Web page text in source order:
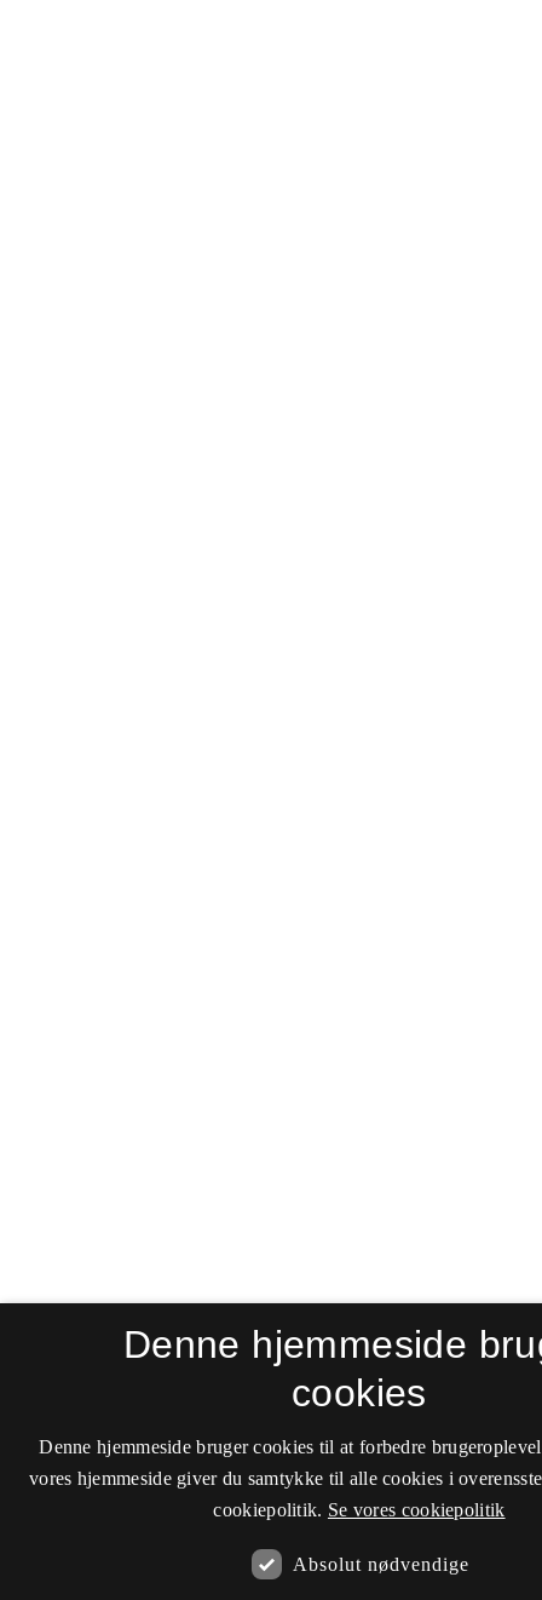
Denne hjemmeside
cookies
Denne hjemmeside bruger cookies til at forbedre
vores hjemmeside giver du samtykke til alle cookies i
cookiepolitik. Se vores cookiepolitik
Absolut nødvendige